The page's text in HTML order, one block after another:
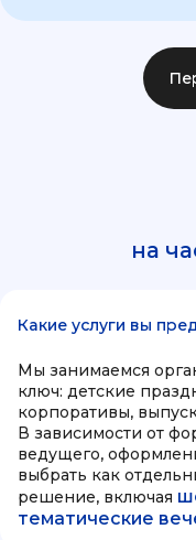
на
Какие услуги вы
Мы занимаемся
ключ: детские
корпоративы,
В зависимости от
ведущего,
выбрать как
решение, включая
тематические